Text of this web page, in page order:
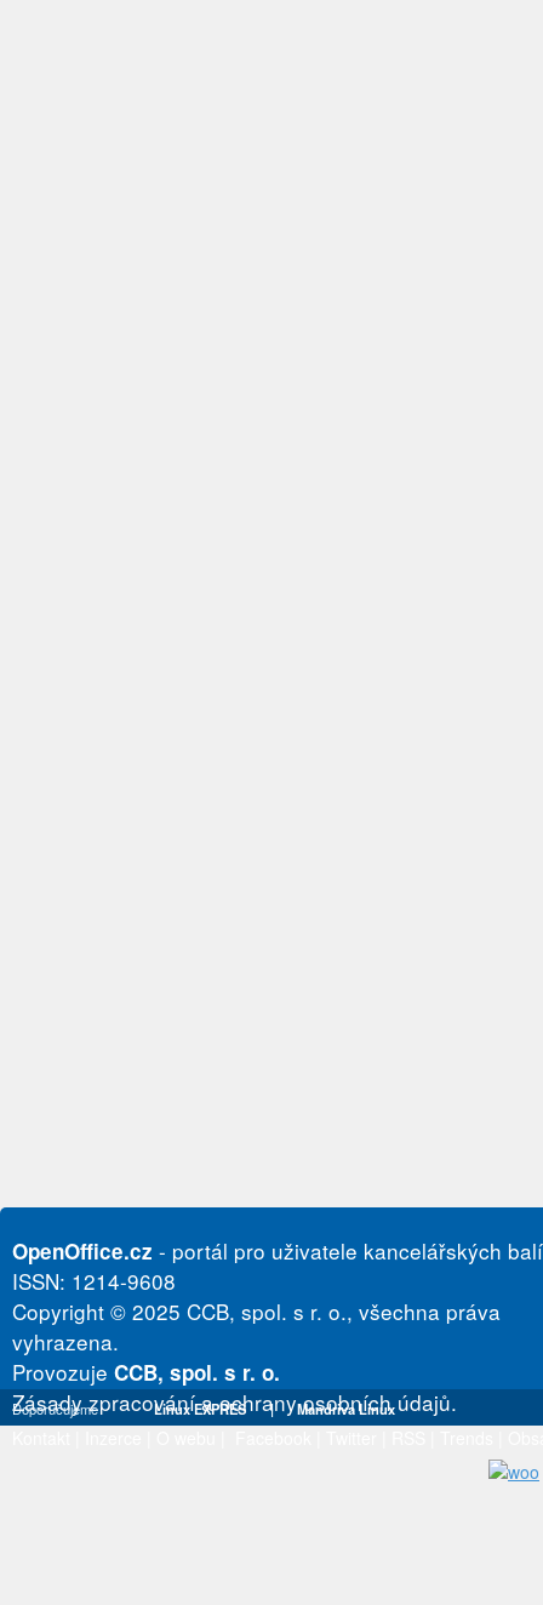
OpenOffice.cz - portál pro uživatele kancelářských
ISSN: 1214-9608
Copyright © 2025 CCB, spol. s r. o., všechna práva
vyhrazena.
Provozuje CCB, spol. s r. o.
Zásady zpracování a ochrany osobních údajů.
Doporučujeme Linux EXPRES | Mandriva Linux